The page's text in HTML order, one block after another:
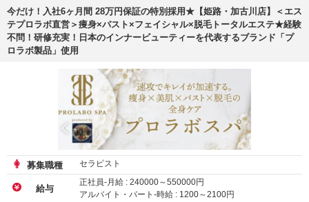
今だけ！入社6ヶ月間 28万円保証の特別採用★【姫路・加古川店】＜エス
テプロラボ直営＞痩身×バスト×フェイシャル×脱毛トータルエステ★経験
不問！研修充実！日本のインナービューティーを代表するブランド「プ
ロラボ製品」使用
募集職種 セラピスト
給与
正社員-月給 : 240000～550000円
アルバイト・パート-時給 : 1200～2100円